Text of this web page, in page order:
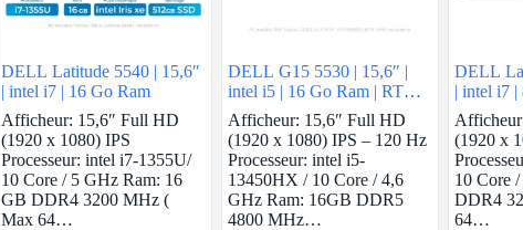
DELL Latitude 5540 | 15,6″
| intel i7 | 16 Go Ram
Afficheur: 15,6″ Full HD
(1920 x 1080) IPS
Processeur: intel i7-1355U/
10 Core / 5 GHz Ram: 16
GB DDR4 3200 MHz (
Max 64…
DELL G15 5530 | 15,6″ |
intel i5 | 16 Go Ram | RTX
3050
Afficheur: 15,6″ Full HD
(1920 x 1080) IPS – 120 Hz
Processeur: intel i5-
13450HX / 10 Core / 4,6
GHz Ram: 16GB DDR5
4800 MHz…
DELL
| intel i7 |
(1920 x
10 Core
DDR4
64…